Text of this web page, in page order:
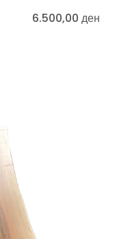
6.500,00 ден